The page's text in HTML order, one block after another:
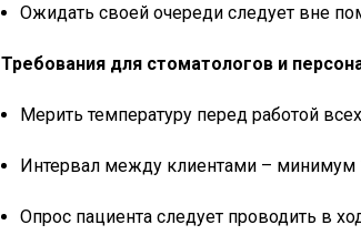
Ожидать своей очереди следует вне
Требования для стоматологов и
Мерить температуру перед работой
Интервал между клиентами – минимум
Опрос пациента следует проводить в